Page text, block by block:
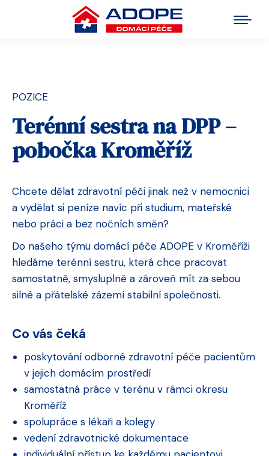
POZICE
Terénní sestra na DPP –
pobočka Kroměříž
Chcete dělat zdravotní péči jinak než v nemocnici
a vydělat si peníze navíc při studium, mateřské
nebo práci a bez nočních směn?
Do našeho týmu domácí péče ADOPE v Kroměříži
hledáme terénní sestru, která chce pracovat
samostatně, smysluplně a zároveň mít za sebou
silné a přátelské zázemí stabilní společnosti.
Co vás čeká
poskytování odborné zdravotní péče pacientům
v jejich domácím prostředí
samostatná práce v terénu v rámci okresu
Kroměříž
spolupráce s lékaři a kolegy
vedení zdravotnické dokumentace